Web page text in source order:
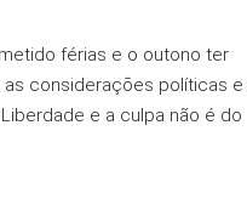
férias e o outono ter
consideraçōes políticas e
e a culpa não é do